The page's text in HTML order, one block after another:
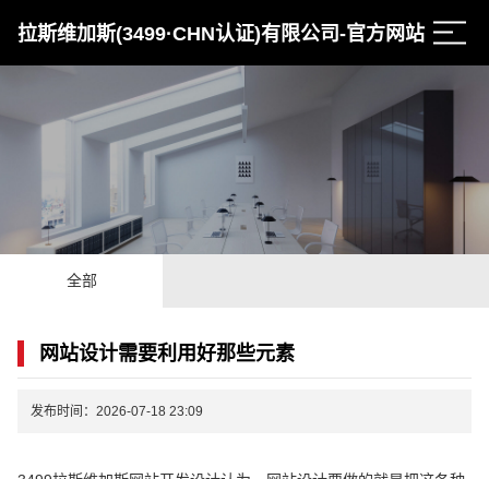
拉斯维加斯(3499·CHN认证)有限公司-官方网站
全部
网站设计需要利用好那些元素
发布时间：2026-07-18 23:09